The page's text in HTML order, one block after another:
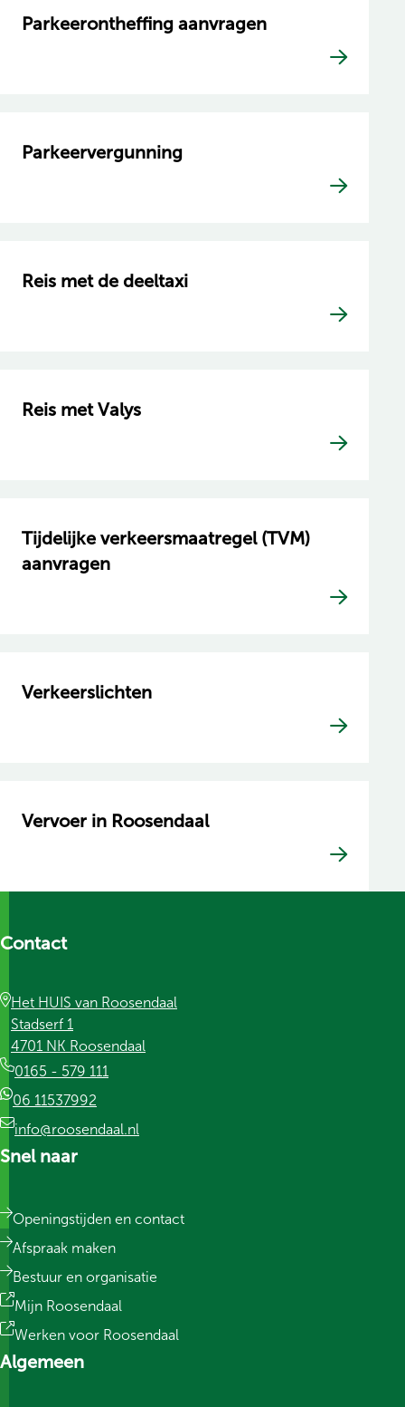
Parkeerontheffing aanvragen
Parkeervergunning
Reis met de deeltaxi
Reis met Valys
Tijdelijke verkeersmaatregel (TVM)
aanvragen
Verkeerslichten
Vervoer in Roosendaal
Contact
Het HUIS van Roosendaal
Stadserf 1
4701 NK Roosendaal
0165 - 579 111
06 11537992
info@roosendaal.nl
Snel naar
Openingstijden en contact
Afspraak maken
Bestuur en organisatie
Mijn Roosendaal
Werken voor Roosendaal
Algemeen